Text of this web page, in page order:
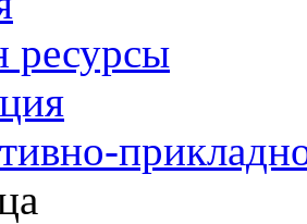
ресурсы